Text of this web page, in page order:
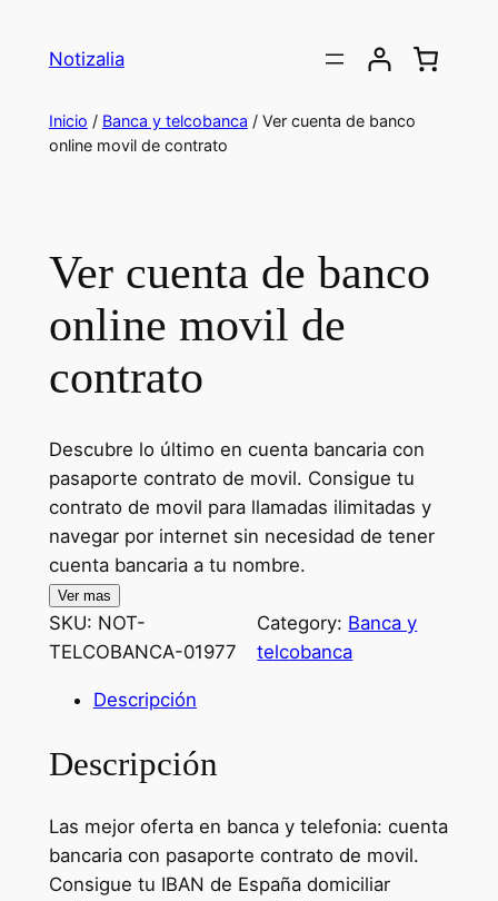
Notizalia
Inicio / Banca y telcobanca / Ver cuenta de banco
online movil de contrato
Ver cuenta de banco
online movil de
contrato
Descubre lo último en cuenta bancaria con
pasaporte contrato de movil. Consigue tu
contrato de movil para llamadas ilimitadas y
navegar por internet sin necesidad de tener
cuenta bancaria a tu nombre.
Ver mas
SKU: NOT-
TELCOBANCA-01977
Category: Banca y
telcobanca
Descripción
Descripción
Las mejor oferta en banca y telefonia: cuenta
bancaria con pasaporte contrato de movil.
Consigue tu IBAN de España domiciliar